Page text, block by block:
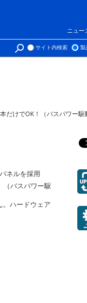
ニュー
サイト内検索 製
けでOK！（バスパワー駆
ネルを採用
（バスパワー駆
。ハードウェア